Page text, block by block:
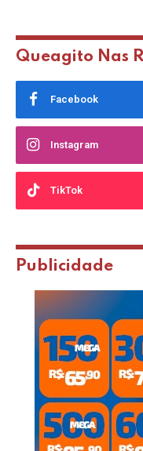
Queagito Nas
Facebook
Instagram
TikTok
Publicidade